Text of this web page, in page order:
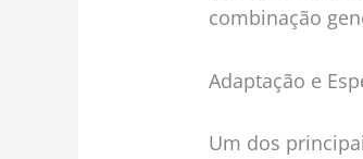
combinação
Adaptação e
Um dos